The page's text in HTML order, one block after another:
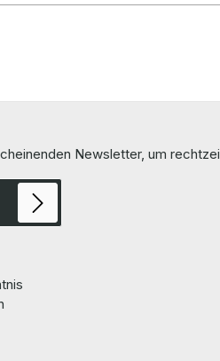
Newsletter, um